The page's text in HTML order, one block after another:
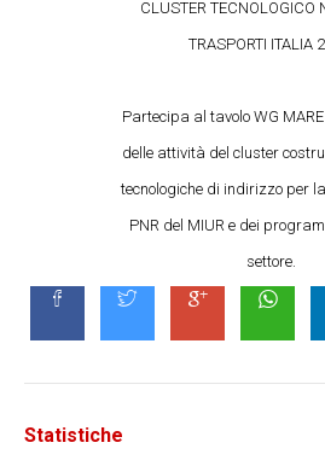
CLUSTER TECNOLOGICO
TRASPORTI ITALIA
Partecipa al tavolo WG
delle attività del cluster
tecnologiche di indirizzo per
PNR del MIUR e dei
settore.
Statistiche